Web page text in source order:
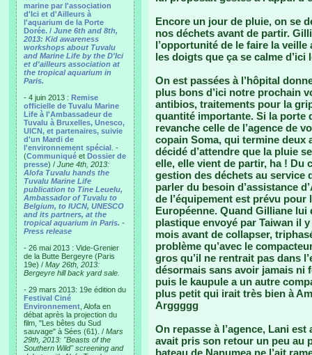
marine par l'association
d'Ici et d'Ailleurs à
l'aquarium de la Porte
Dorée. / June 6th and 8th,
2013: Kid awareness
workshops about Tuvalu
and Marine Life by the D'Ici
et d'ailleurs association at
the tropical aquarium in
Paris.
- 4 juin 2013 : Remise
officielle de Tuvalu Marine
Life à l'Ambassadeur de
Tuvalu à Bruxelles, Unesco,
UICN, et partenaires, suivie
d'un Mardi de
l'environnement spécial . -
(Communiqué et Dossier de
presse) / June 4th, 2013:
Alofa Tuvalu hands the
Tuvalu Marine Life
publication to Tine Leuelu,
Ambassador of Tuvalu to
Belgium, to IUCN, UNESCO
and its partners, at the
tropical aquarium in Paris. -
Press release
- 26 mai 2013 : Vide-Grenier
de la Butte Bergeyre (Paris
19e) / May 26th, 2013:
Bergeyre hill back yard sale.
- 29 mars 2013: 19e édition du
Festival Ciné
Environnement , Alofa en
débat après la projection du
film, "Les bêtes du Sud
sauvage" à Sées (61). / Mars
29th, 2013: "Beasts of the
Southern Wild" screening and
Encore un jour de pluie, on se
nos déchets avant de partir.
l’opportunité de le faire la
les doigts que ça se calme d’ici
On est passées à l’hôpital
plus bons d’ici notre prochain
antibios, traitements pour la
quantité importante. Si la porte
revanche celle de l’agence de
copain Soma, qui termine deux
décidé d’attendre que la pluie
elle, elle vient de partir, ha ! Du
gestion des déchets au service
parler du besoin d’assistance
de l’équipement est prévu pour
Européenne. Quand Gilliane
plastique envoyé par Taiwan il
mois avant de collapser,
problème qu’avec le
gros qu’il ne rentrait pas dans
désormais sans avoir jamais
puis le kaupule a un autre
plus petit qui irait très bien à
Arggggg
On repasse à l’agence, Lani
avait pris son retour un peu au
bateau de Nanumea ne l’ait